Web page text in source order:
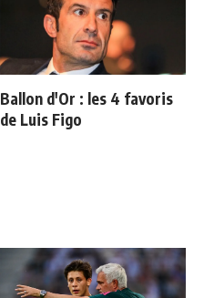
Ballon d'Or : les 4 favoris
de Luis Figo